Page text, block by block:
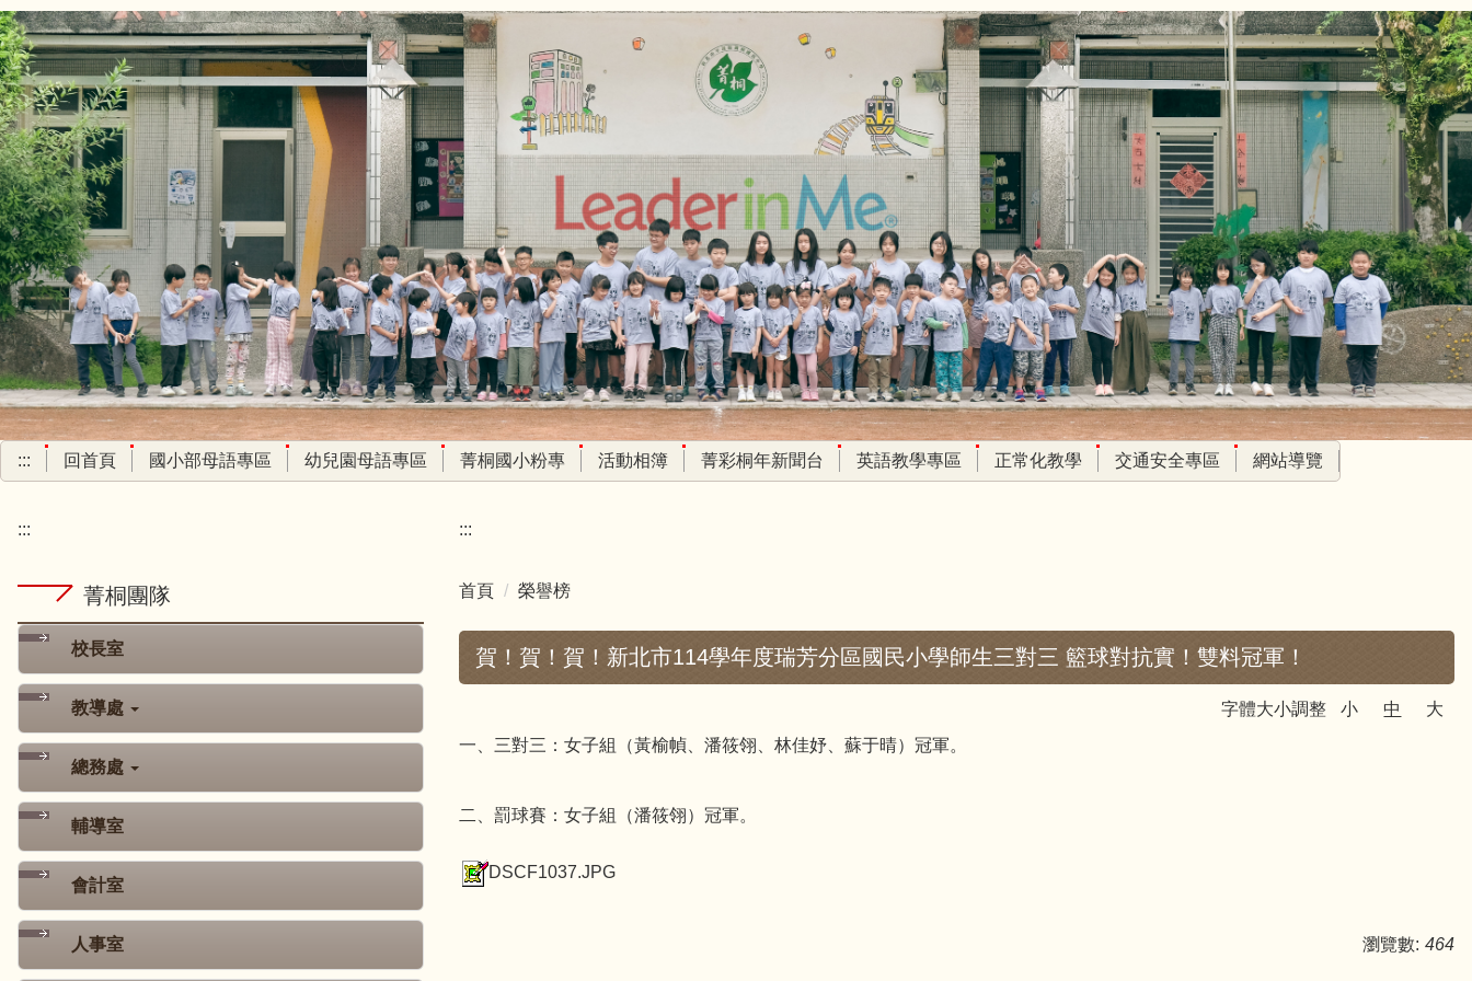
跳
到
主
要
內
容
區
::: 回首頁 國小部母語專區 幼兒園母語專區 菁桐國小粉專 活動相簿 菁彩桐年新聞台 英語教學專區 正常化教學 交通安全專區 網站導覽
:::
菁桐團隊
校長室
教導處
總務處
輔導室
會計室
人事室
:::
首頁 榮譽榜
賀！賀！賀！新北市114學年度瑞芳分區國民小學師生三對三 籃球對抗實！雙料冠軍！
字體大小調整 小 中
大
一、三對三：女子組（黃榆幀、潘筱翎、林佳妤、蘇于晴）冠軍。
二、罰球賽：女子組（潘筱翎）冠軍。
DSCF1037.JPG
瀏覽數: 464